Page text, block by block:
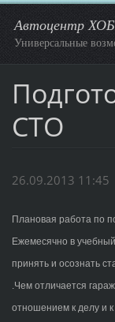
Автоцентр
Универсальные
СТО
26.09.2013 11:45
Плановая работа по
Ежемесячно в
принять и осознать
.Чем отличается
отношением к делу и к